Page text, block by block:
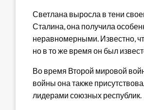
Светлана выросла в тени
Сталина, она получила
неравномерными. Известно,
но в то же время он был
Во время Второй мировой
войны она также
лидерами союзных республик.